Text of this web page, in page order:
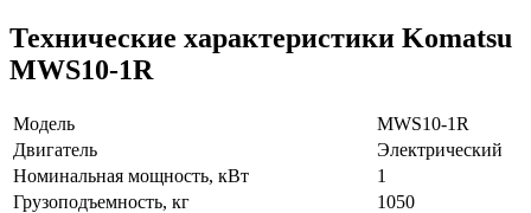
Технические характеристики Komatsu
MWS10-1R
Модель
MWS10-1R
Двигатель
Электрический
Номинальная мощность, кВт
1
Грузоподъемность, кг
1050